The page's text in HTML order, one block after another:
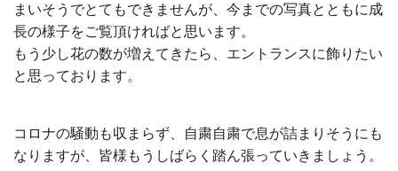
まいそうでとてもできませんが、今までの写真とともに成
長の様子をご覧頂ければと思います。
もう少し花の数が増えてきたら、エントランスに飾りたい
と思っております。
コロナの騒動も収まらず、自粛自粛で息が詰まりそうにも
なりますが、皆様もうしばらく踏ん張っていきましょう。